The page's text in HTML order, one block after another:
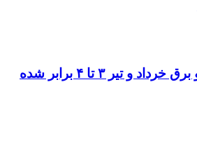
*چرا قبض آب و برق خرداد و تیر ۳ تا ۴ برابر شده